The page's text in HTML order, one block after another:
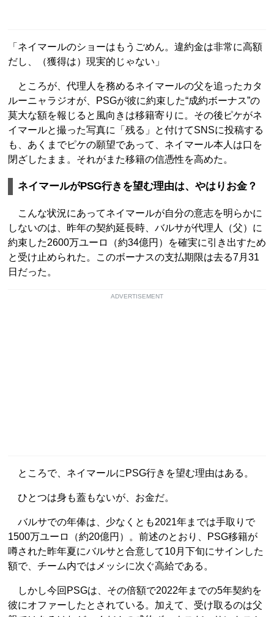
「ネイマールのショーはもうごめん。違約金は非常に高額
だし、（獲得は）現実的じゃない」
ところが、代理人を務めるネイマールの父を追ったカタ
ルーニャラジオが、PSGが彼に約束した“成約ボーナス”の
莫大な額を報じると風向きは移籍寄りに。その後ピケがネ
イマールと撮った写真に「残る」と付けてSNSに投稿する
も、あくまでピケの願望であって、ネイマール本人は口を
閉ざしたまま。それがまた移籍の信憑性を高めた。
ネイマールがPSG行きを望む理由は、やはりお金？
こんな状況にあってネイマールが自分の意志を明らかに
しないのは、昨年の契約延長時、バルサが代理人（父）に
約束した2600万ユーロ（約34億円）を確実に引き出すため
と受け止められた。このボーナスの支払期限は去る7月31
日だった。
ADVERTISEMENT
ところで、ネイマールにPSG行きを望む理由はある。
ひとつは身も蓋もないが、お金だ。
バルサでの年俸は、少なくとも2021年までは手取りで
1500万ユーロ（約20億円）。前述のとおり、PSG移籍が
噂された昨年夏にバルサと合意して10月下旬にサインした
額で、チーム内ではメッシに次ぐ高給である。
しかし今回PSGは、その倍額で2022年までの5年契約を
彼にオファーしたとされている。加えて、受け取るのは父